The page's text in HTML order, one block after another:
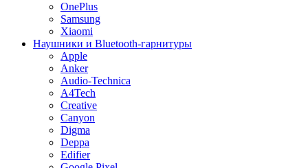
OnePlus
Samsung
Xiaomi
Наушники и Bluetooth-гарнитуры
Apple
Anker
Audio-Technica
A4Tech
Creative
Canyon
Digma
Deppa
Edifier